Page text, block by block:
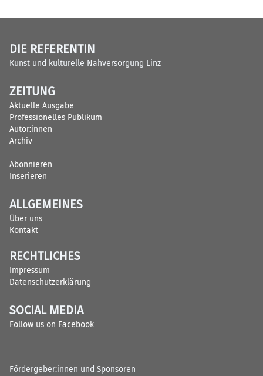
DIE REFERENTIN
Kunst und kulturelle Nahversorgung Linz
ZEITUNG
Aktuelle Ausgabe
Professionelles Publikum
Autor:innen
Archiv
Abonnieren
Inserieren
ALLGEMEINES
Über uns
Kontakt
RECHTLICHES
Impressum
Datenschutzerklärung
SOCIAL MEDIA
Follow us on Facebook
Fördergeber:innen und Sponsoren